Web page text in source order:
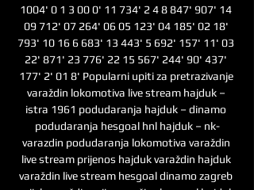
1004' 0 1 3 00 0' 11 734' 2 4 8 847' 907' 14
09 712' 07 264' 06 05 123' 04 185' 02 18'
793' 10 16 6 683' 13 443' 5 692' 157' 11' 03
22' 871' 23 776' 22 15 567' 244' 90' 437'
177' 2' 01 8' Popularni upiti za pretrazivanje
varaždin lokomotiva live stream hajduk –
istra 1961 podudaranja hajduk – dinamo
podudaranja hesgoal hnl hajduk – nk-
varazdin podudaranja lokomotiva varaždin
live stream prijenos hajduk varaždin hajduk
varaždin live stream hesgoal dinamo zagreb